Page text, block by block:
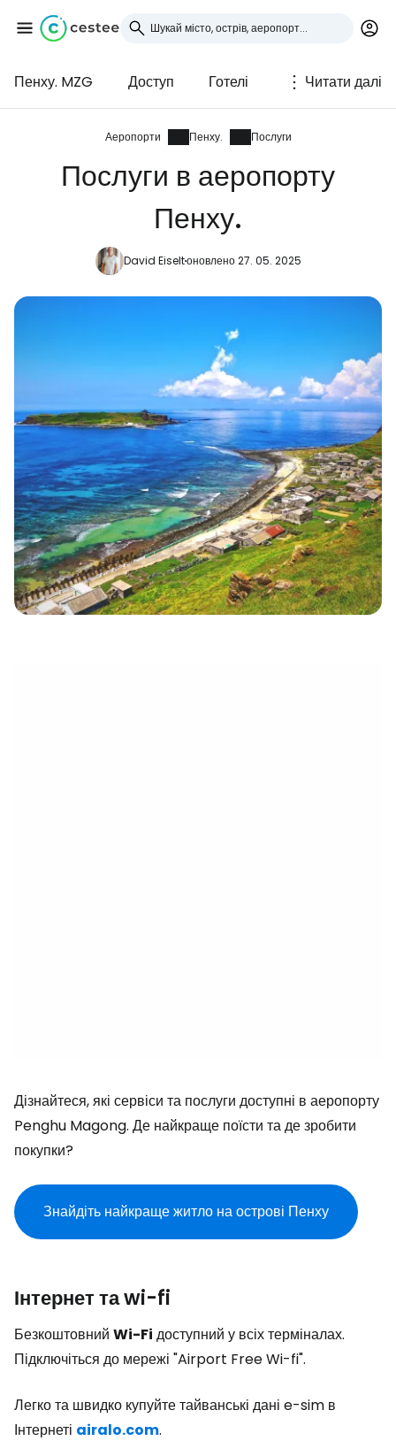
Пенху. MZG Доступ Готелі Читати далі
Аеропорти Пенху. Послуги
Послуги в аеропорту
Пенху.
David Eiseltоновлено 27. 05. 2025
Дізнайтеся, які сервіси та послуги доступні в аеропорту
Penghu Magong. Де найкраще поїсти та де зробити
покупки?
Знайдіть найкраще житло на острові Пенху
Інтернет та wi-fi
Безкоштовний Wi-Fi доступний у всіх терміналах.
Підключіться до мережі "Airport Free Wi-fi".
Легко та швидко купуйте тайванські дані e-sim в
Інтернеті airalo.com.
Увійдіть до Cestee
... світова туристична спільнота
Продовжуйте з Google
Продовжуйте у Facebook
Продовжити з email